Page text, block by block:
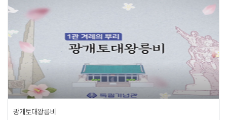
광개토대왕릉비